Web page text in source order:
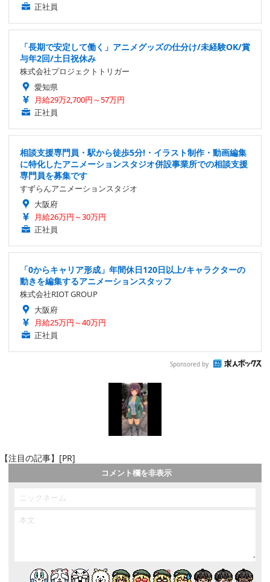
正社員
「長期で安定して働く」アニメグッズの仕分け/未経験OK/賞
与年2回/土日祝休み
株式会社プロジェクトトリガー
愛知県
月給29万2,700円～57万円
正社員
相談支援専門員・駅から徒歩5分!・イラスト制作・動画編集
に特化したアニメーションスタジオ併設事業所での相談支援
専門員を募集です
すずらんアニメーションスタジオ
大阪府
月給26万円～30万円
正社員
「0からキャリア形成」年間休日120日以上/キャラクターの
動きを編集するアニメーションスタッフ
株式会社RIOT GROUP
大阪府
月給25万円～40万円
正社員
Sponsored by
【注目の記事】[PR]
コメント欄を非表示